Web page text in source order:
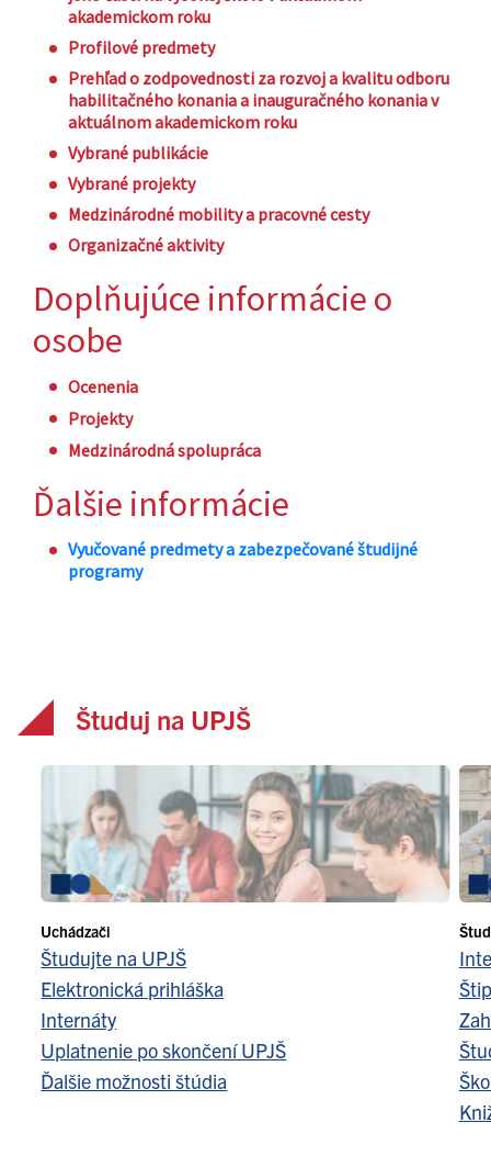
Študuj na UPJŠ
Uchádzači
Študujte na UPJŠ
Elektronická prihláška
Internáty
Uplatnenie po skončení UPJŠ
Ďalšie možnosti štúdia